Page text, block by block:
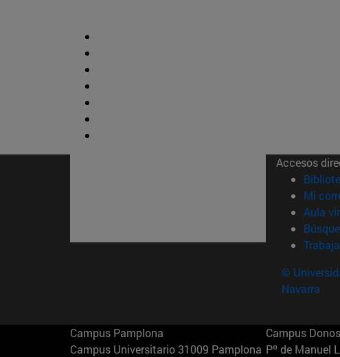
Accesos
Mi
Aula
©
Navarra
Campus Pamplona
Campus Universitario 31009 Pamplona
Campus
Pº de Manuel